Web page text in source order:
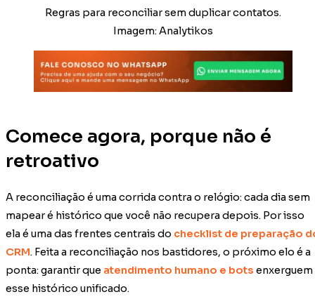
Regras para reconciliar sem duplicar contatos.
Imagem: Analytikos
Comece agora, porque não é
retroativo
A reconciliação é uma corrida contra o relógio: cada dia sem
mapear é histórico que você não recupera depois. Por isso
ela é uma das frentes centrais do checklist de preparação
CRM. Feita a reconciliação nos bastidores, o próximo elo é a
ponta: garantir que atendimento humano e bots enxerguem
esse histórico unificado.